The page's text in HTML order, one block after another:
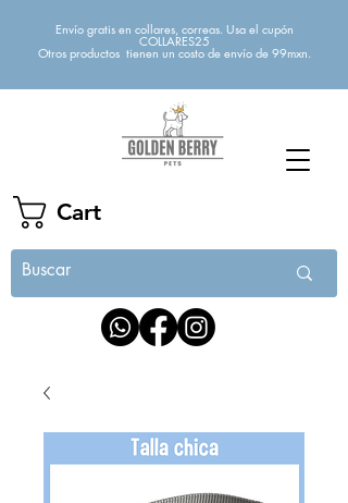
Cart
Envío gratis en collares, correas. Usa el cupón
COLLARES25
Otros productos tienen un costo de envío de 99mxn.